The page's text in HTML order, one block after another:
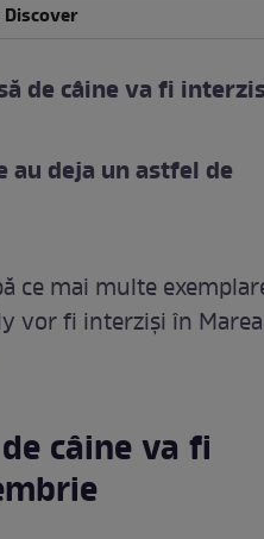
de câine va fi
au deja un astfel de
ce mai multe
vor fi interziși în Marea
câine va fi